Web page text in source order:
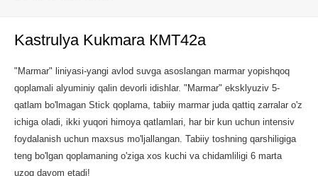
Kastrulya Kukmara КМТ42а
"Marmar" liniyasi-yangi avlod suvga asoslangan marmar yopishqoq
qoplamali alyuminiy qalin devorli idishlar. "Marmar" eksklyuziv 5-
qatlam bo'lmagan Stick qoplama, tabiiy marmar juda qattiq zarralar o'z
ichiga oladi, ikki yuqori himoya qatlamlari, har bir kun uchun intensiv
foydalanish uchun maxsus mo'ljallangan. Tabiiy toshning qarshiligiga
teng bo'lgan qoplamaning o'ziga xos kuchi va chidamliligi 6 marta
uzoq davom etadi!